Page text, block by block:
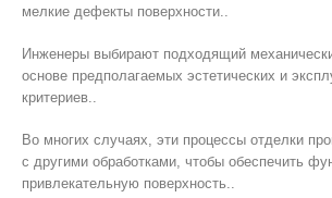
мелкие дефекты поверхности..
Инженеры выбирают подходящий
основе предполагаемых эстетических и
критериев..
Во многих случаях, эти процессы отделки
с другими обработками, чтобы обеспечить
привлекательную поверхность..